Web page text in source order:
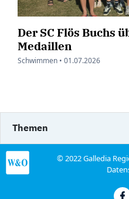
Der SC Flös Buchs
Medaillen
Schwimmen • 01.07.2026
Themen
© 2022 Galledia